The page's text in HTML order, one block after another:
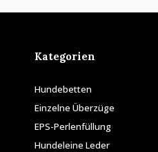
Kategorien
Hundebetten
Einzelne Überzüge
EPS-Perlenfüllung
Hundeleine Leder